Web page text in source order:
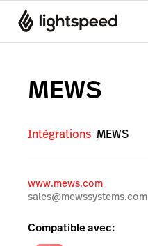
MEWS
Intégrations MEWS
www.mews.com
sales@mewssystems.com
Compatible avec: